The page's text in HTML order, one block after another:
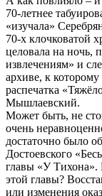
70-летнее
«изучала»
70-х клочковатой
целовала на ночь,
извлечениям» и
архиве, к
распечатка
Мышлаевский.
Может быть, не
очень
достаточно было
Достоевского
главы «У Тихона».
этой главы?
или изменения